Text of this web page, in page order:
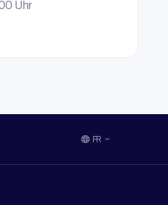
Uhr
FR